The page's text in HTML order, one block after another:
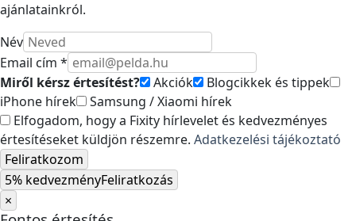
ajánlatainkról.
Név
Email cím *
Miről kérsz értesítést?
Akciók
Blogcikkek és tippek
iPhone hírek
Samsung / Xiaomi hírek
Elfogadom, hogy a Fixity hírlevelet és kedvezményes
értesítéseket küldjön részemre. Adatkezelési tájékoztató
Feliratkozom
5% kedvezményFeliratkozás
×